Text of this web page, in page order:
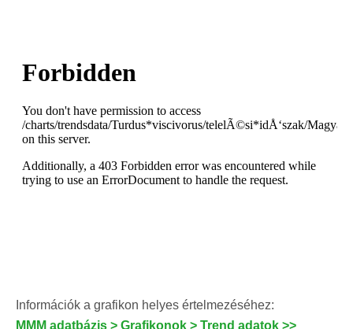
Információk a grafikon helyes értelmezéséhez:
MMM adatbázis > Grafikonok > Trend adatok >>